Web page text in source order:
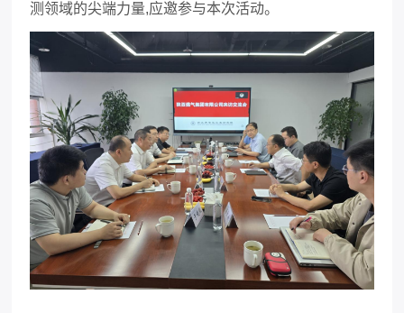
测领域的尖端力量,应邀参与本次活动。